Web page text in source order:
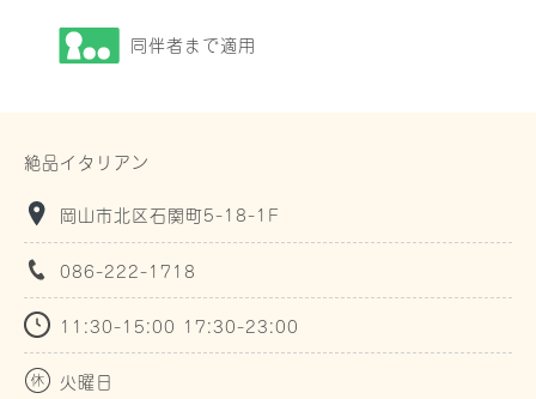
同伴者まで適用
絶品イタリアン
岡山市北区石関町5-18-1F
086-222-1718
11:30-15:00 17:30-23:00
火曜日